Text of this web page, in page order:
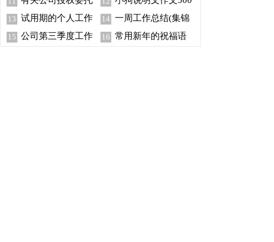
书模板汇编6篇
字四篇
13 试用期的个人工作
总结
14 一周工作总结(集锦
15篇)
15 公司第三季度工作
16 常用新年的祝福语